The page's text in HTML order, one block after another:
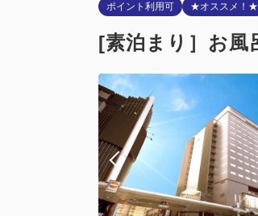
ポイント利用可 ★オススメ！★
[素泊まり］お風